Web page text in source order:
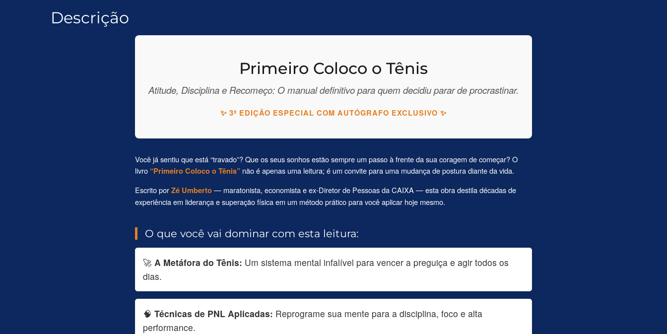
Descrição
Primeiro Coloco o Tênis
Atitude, Disciplina e Recomeço: O manual definitivo para quem decidiu parar de procrastinar.
✨ 3ª EDIÇÃO ESPECIAL COM AUTÓGRAFO EXCLUSIVO ✨
Você já sentiu que está “travado”? Que os seus sonhos estão sempre um passo à frente da sua coragem de começar? O
livro “Primeiro Coloco o Tênis” não é apenas uma leitura; é um convite para uma mudança de postura diante da vida.
Escrito porZé Umberto— maratonista, economista e ex-Diretor de Pessoas da CAIXA — esta obra destila décadas de
experiência em liderança e superação física em um método prático para você aplicar hoje mesmo.
O que você vai dominar com esta leitura:
🚀 A Metáfora do Tênis: Um sistema mental infalível para vencer a preguiça e agir todos os
dias.
🧠 Técnicas de PNL Aplicadas: Reprograme sua mente para a disciplina, foco e alta
performance.